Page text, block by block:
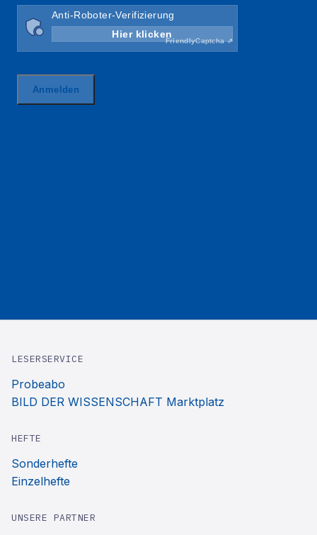
LESERSERVICE
Probeabo
BILD DER WISSENSCHAFT Marktplatz
HEFTE
Sonderhefte
Einzelhefte
UNSERE PARTNER